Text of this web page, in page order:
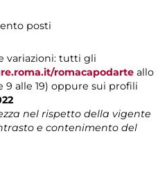
posti
variazioni: tutti gli
romacapodarte allo
alle 19) oppure sui profili
nel rispetto della vigente
e contenimento del